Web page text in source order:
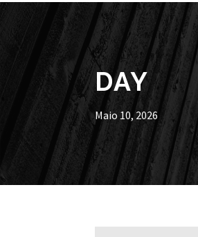
DAY
Maio 10, 2026